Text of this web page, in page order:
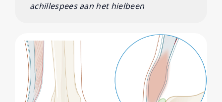
achillespees aan het hielbeen